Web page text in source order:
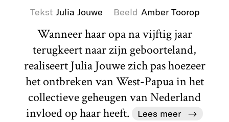
Tekst Julia Jouwe Beeld Amber Toorop
Wanneer haar opa na vijftig jaar
terugkeert naar zijn geboorteland,
realiseert Julia Jouwe zich pas hoezeer
het ontbreken van West-Papua in het
collectieve geheugen van Nederland
invloed op haar heeft.
Lees meer